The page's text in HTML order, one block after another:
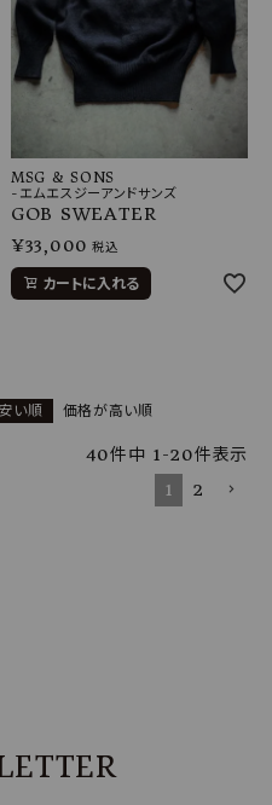
MSG & SONS
-エムエスジーアンドサンズ
GOB SWEATER
¥33,000 税込
カートに入れる
い順 価格が高い順
40件中 1-20件表示
1
2